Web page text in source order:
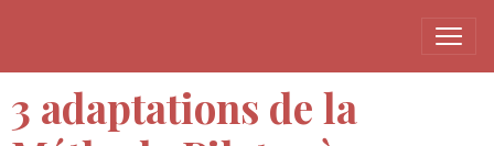
3 adaptations de la